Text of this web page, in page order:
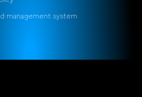
management system